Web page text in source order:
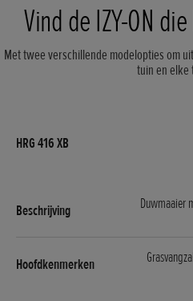
Vind de IZY-ON
Met twee verschillende modelopties om
tuin en elke
Duwmaaier